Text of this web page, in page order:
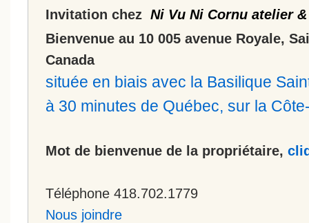
Invitation chez Ni Vu Ni Cornu atelier
Bienvenue au 10 005 avenue Royale,
Canada
située en biais avec la Basilique
à 30 minutes de Québec, sur la
Mot de bienvenue de la propriétaire,
Téléphone 418.702.1779
Nous joindre